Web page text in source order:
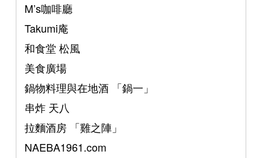
M’s咖啡廳
Takumi庵
和食堂 松風
美食廣場
鍋物料理與在地酒 「鍋一」
串炸 天八
拉麵酒房 「雞之陣」
NAEBA1961.com